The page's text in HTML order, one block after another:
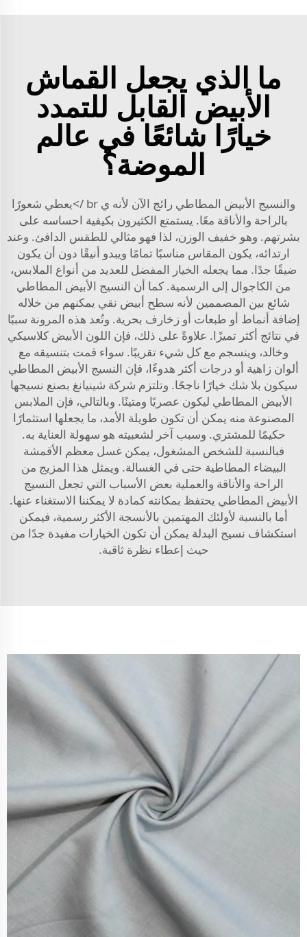
ما الذي يجعل القماش
الأبيض القابل للتمدد
خيارًا شائعًا في عالم
الموضة؟
والنسيج الأبيض المطاطي رائج الآن لأنه ي br />يعطي شعورًا
بالراحة والأناقة معًا. يستمتع الكثيرون بكيفية احساسه على
بشرتهم. وهو خفيف الوزن، لذا فهو مثالي للطقس الدافئ. وعند
ارتدائه، يكون المقاس مناسبًا تمامًا ويبدو أنيقًا دون أن يكون
ضيقًا جدًا. مما يجعله الخيار المفضل للعديد من أنواع الملابس،
من الكاجوال إلى الرسمية. كما أن النسيج الأبيض المطاطي
شائع بين المصممين لأنه سطح أبيض نقي يمكنهم من خلاله
إضافة أنماط أو طبعات أو زخارف بحرية. وتُعد هذه المرونة سببًا
في نتائج أكثر تميزًا. علاوةً على ذلك، فإن اللون الأبيض كلاسيكي
وخالد، وينسجم مع كل شيء تقريبًا. سواء قمت بتنسيقه مع
ألوان زاهية أو درجات أكثر هدوءًا، فإن النسيج الأبيض المطاطي
سيكون بلا شك خيارًا ناجحًا. وتلتزم شركة شينيانغ بصنع نسيجها
الأبيض المطاطي ليكون عصريًا ومتينًا. وبالتالي، فإن الملابس
المصنوعة منه يمكن أن تكون طويلة الأمد، ما يجعلها استثمارًا
حكيمًا للمشتري. وسبب آخر لشعبيته هو سهولة العناية به.
فبالنسبة للشخص المشغول، يمكن غسل معظم الأقمشة
البيضاء المطاطية حتى في الغسالة. ويمثل هذا المزيج من
الراحة والأناقة والعملية بعض الأسباب التي تجعل النسيج
الأبيض المطاطي يحتفظ بمكانته كمادة لا يمكننا الاستغناء عنها.
أما بالنسبة لأولئك المهتمين بالأنسجة الأكثر رسمية، فيمكن
استكشاف نسيج البدلة يمكن أن تكون الخيارات مفيدة جدًا من
حيث إعطاء نظرة ثاقبة.